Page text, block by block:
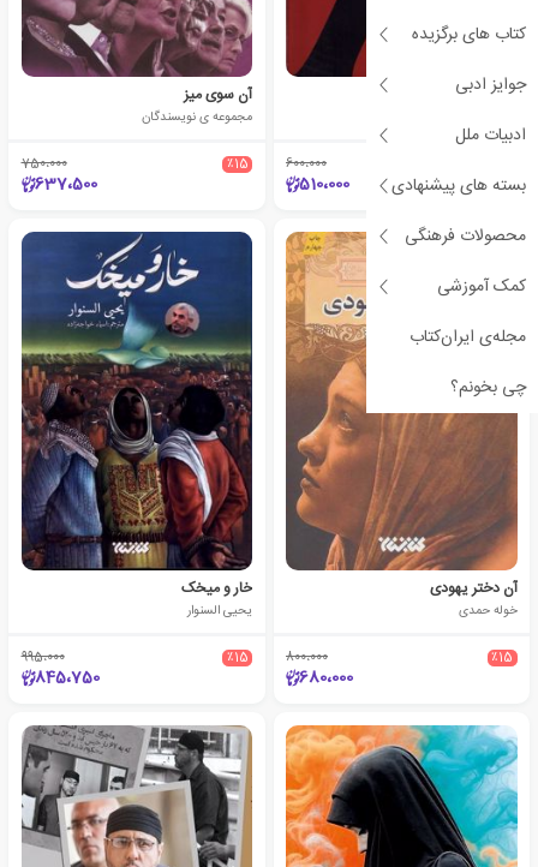
کتاب های برگزیده
جوایز ادبی
ادبیات ملل
بسته های پیشنهادی
محصولات فرهنگی
کمک آموزشی
مجله‌ی ایران‌کتاب
چی بخونم؟
ایکس
600،000
510،000
آن سوی میز
مجموعه ی نویسندگان
٪15 750،000
637،500
آن دختر یهودی
خوله حمدی
٪15 800،000
680،000
خار و میخک
یحیی السنوار
٪15 995،000
845،750